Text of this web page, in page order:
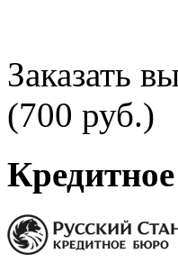
Заказать
(700 руб.)